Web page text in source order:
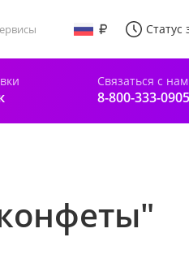
Статус
Связаться с
8-800-333-0905